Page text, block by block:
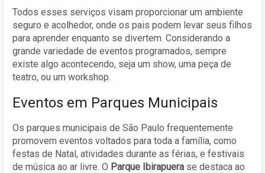
Todos esses serviços visam proporcionar um ambiente
seguro e acolhedor, onde os pais podem levar seus filhos
para aprender enquanto se divertem. Considerando a
grande variedade de eventos programados, sempre
existe algo acontecendo, seja um show, uma peça de
teatro, ou um workshop.
Eventos em Parques Municipais
Os parques municipais de São Paulo frequentemente
promovem eventos voltados para toda a família, como
festas de Natal, atividades durante as férias, e festivais
de música ao ar livre. O Parque Ibirapuera se destaca ao